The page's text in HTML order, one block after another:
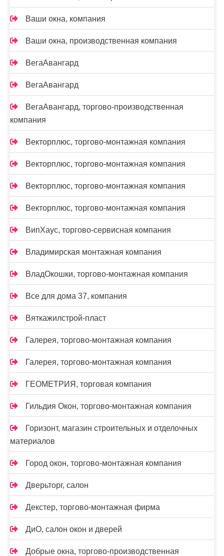
Ваши окна, компания
Ваши окна, производственная компания
ВегаАвангард
ВегаАвангард
ВегаАвангард, торгово-производственная
компания
Векторплюс, торгово-монтажная компания
Векторплюс, торгово-монтажная компания
Векторплюс, торгово-монтажная компания
Векторплюс, торгово-монтажная компания
ВипХаус, торгово-сервисная компания
Владимирская монтажная компания
ВладОкошки, торгово-монтажная компания
Все для дома 37, компания
Вяткажилстрой-пласт
Галерея, торгово-монтажная компания
Галерея, торгово-монтажная компания
ГЕОМЕТРИЯ, торговая компания
Гильдия Окон, торгово-монтажная компания
Горизонт, магазин строительных и отделочных
материалов
Город окон, торгово-монтажная компания
Дверьторг, салон
Декстер, торгово-монтажная фирма
ДиО, салон окон и дверей
Добрые окна, торгово-производственная